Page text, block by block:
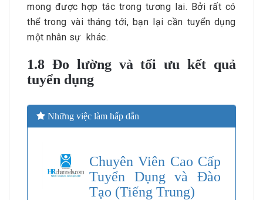
mong được hợp tác trong tương lai. Bởi rất có
thể trong vài tháng tới, bạn lại cần tuyển dụng
một nhân sự khác.
1.8 Đo lường và tối ưu kết quả
tuyển dụng
Những việc làm hấp dẫn
Chuyên Viên Cao Cấp
Tuyển Dụng và Đào
Tạo (Tiếng Trung)